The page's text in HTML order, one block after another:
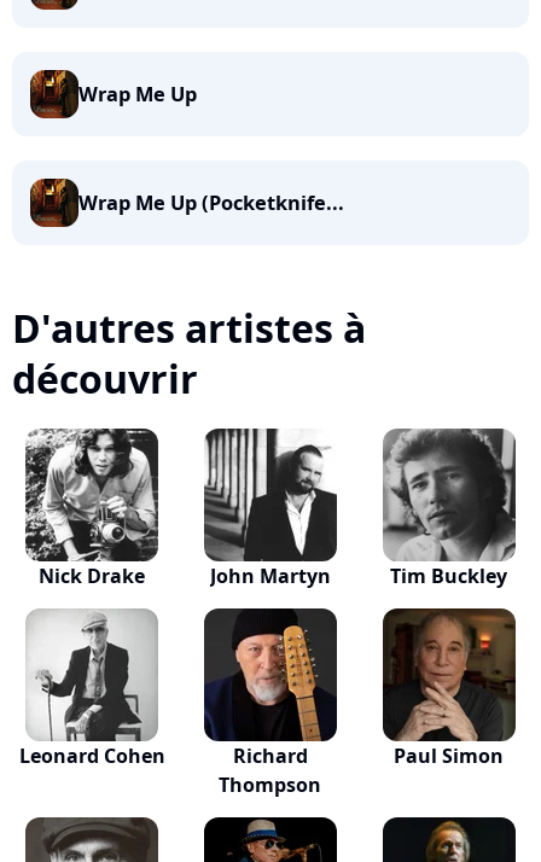
Wrap Me Up
Wrap Me Up (Pocketknife...
D'autres artistes à
découvrir
Nick Drake John Martyn Tim Buckley
Leonard Cohen
Richard
Thompson
Paul Simon